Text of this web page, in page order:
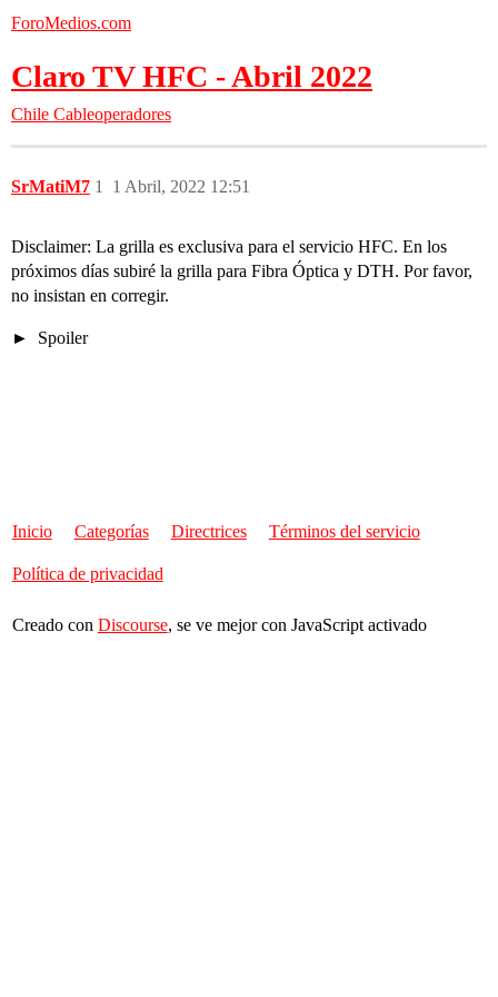
ForoMedios.com
Claro TV HFC - Abril 2022
Chile Cableoperadores
SrMatiM7 1 Abril, 2022 12:51
1
Disclaimer: La grilla es exclusiva para el servicio HFC. En los
próximos días subiré la grilla para Fibra Óptica y DTH. Por favor,
no insistan en corregir.
Spoiler
Inicio Categorías Directrices Términos del servicio
Política de privacidad
Creado con Discourse, se ve mejor con JavaScript activado